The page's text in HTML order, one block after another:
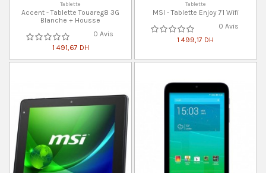
Tablette
Accent - Tablette Touareg8 3G
Blanche + Housse
0 Avis
1 491,67 DH
Tablette
MSI - Tablette Enjoy 71 Wifi
0 Avis
1 499,17 DH